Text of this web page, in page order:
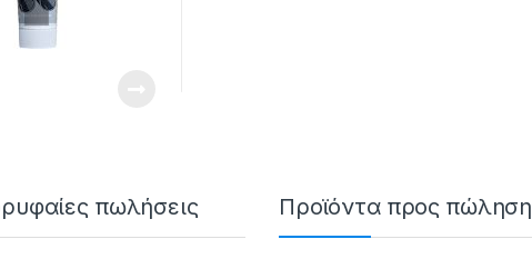
πωλήσεις Προϊόντα προς πώληση